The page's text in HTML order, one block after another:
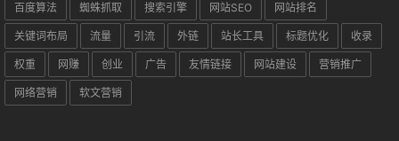
百度算法 蜘蛛抓取 搜索引擎 网站SEO 网站排名
关键词布局 流量 引流 外链 站长工具 标题优化 收录
权重 网赚 创业 广告 友情链接 网站建设 营销推广
网络营销 软文营销